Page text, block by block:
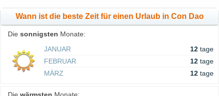
Wann ist die beste Zeit für einen Urlaub in Con Dao
Die sonnigsten Monate:
JANUAR
12 tage
FEBRUAR
12 tage
MÄRZ
12 tage